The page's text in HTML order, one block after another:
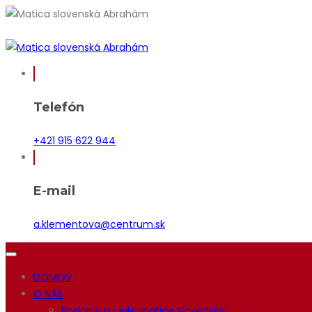
Telefón
+421 915 622 944
E-mail
a.klementova@centrum.sk
DOMOV
O NÁS